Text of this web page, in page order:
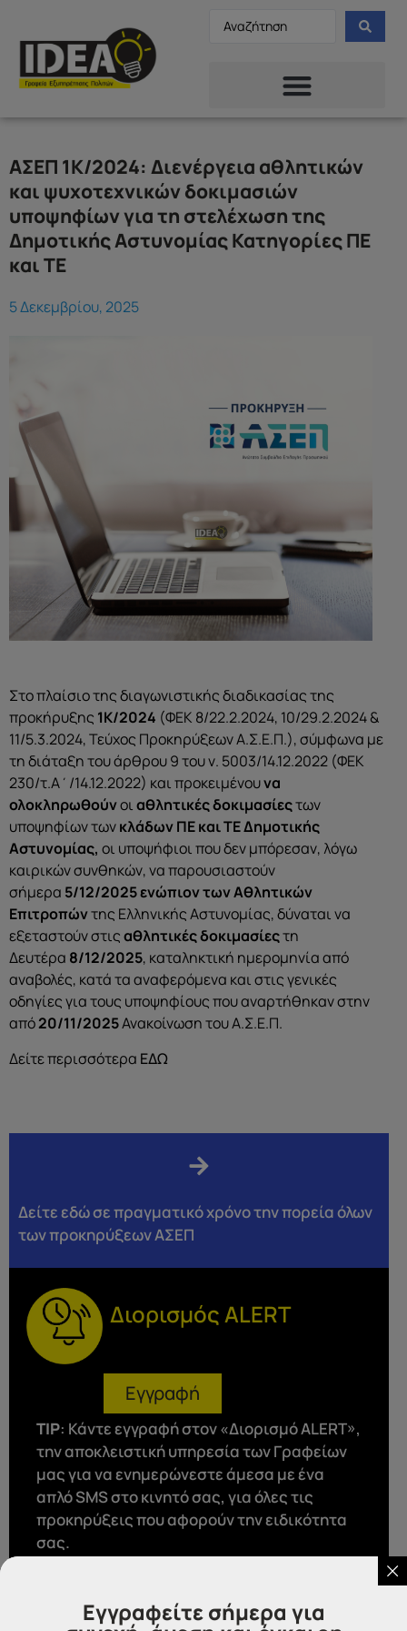
ΑΣΕΠ 1Κ/2024: Διενέργεια αθλητικών
και ψυχοτεχνικών δοκιμασιών
υποψηφίων για τη στελέχωση της
Δημοτικής Αστυνομίας Κατηγορίες ΠΕ
και ΤΕ
5 Δεκεμβρίου, 2025
Στο πλαίσιο της διαγωνιστικής διαδικασίας της
προκήρυξης 1Κ/2024 (ΦΕΚ 8/22.2.2024, 10/29.2.2024 &
11/5.3.2024, Τεύχος Προκηρύξεων Α.Σ.Ε.Π.), σύμφωνα με
τη διάταξη του άρθρου 9 του ν. 5003/14.12.2022 (ΦΕΚ
230/τ.Α΄/14.12.2022) και προκειμένουνα
ολοκληρωθούνοιαθλητικές δοκιμασίεςτων
υποψηφίων τωνκλάδων ΠΕ και ΤΕ Δημοτικής
Αστυνομίας, οι υποψήφιοι που δεν μπόρεσαν, λόγω
καιρικών συνθηκών, να παρουσιαστούν
σήμερα 5/12/2025ενώπιον των Αθλητικών
Επιτροπώντης Ελληνικής Αστυνομίας, δύναται να
εξεταστούν στιςαθλητικές δοκιμασίεςτη
Δευτέρα 8/12/2025, καταληκτική ημερομηνία από
αναβολές, κατά τα αναφερόμενα και στις γενικές
οδηγίες για τους υποψηφίους που αναρτήθηκαν στην
από20/11/2025Ανακοίνωση του Α.Σ.Ε.Π.
Δείτε περισσότερα ΕΔΩ
Δείτε εδώ σε πραγματικό χρόνο την πορεία όλων
των προκηρύξεων ΑΣΕΠ
Διορισμός ALERT
Εγγραφή
ΤΙP: Κάντε εγγραφή στον «Διορισμό ALERT»,
την αποκλειστική υπηρεσία των Γραφείων
μας για να ενημερώνεστε άμεσα με ένα
απλό SMS στο κινητό σας, για όλες τις
προκηρύξεις που αφορούν την ειδικότητα
σας.
Εγγραφείτε σήμερα για